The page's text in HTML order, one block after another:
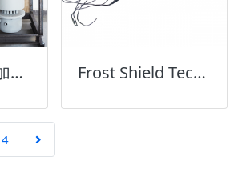
二级媒介间接加热器 Frost Shield Tech机箱防冻除霜加热器
4